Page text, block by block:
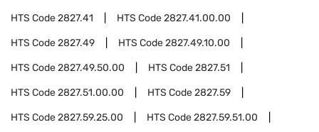
HTS Code2827.41 HTS Code2827.41.00.00
HTS Code2827.49 HTS Code2827.49.10.00
HTS Code2827.49.50.00 HTS Code2827.51
HTS Code2827.51.00.00 HTS Code2827.59
HTS Code2827.59.25.00 HTS Code2827.59.51.00